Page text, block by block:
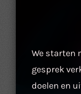
We starten
gesprek
doelen en